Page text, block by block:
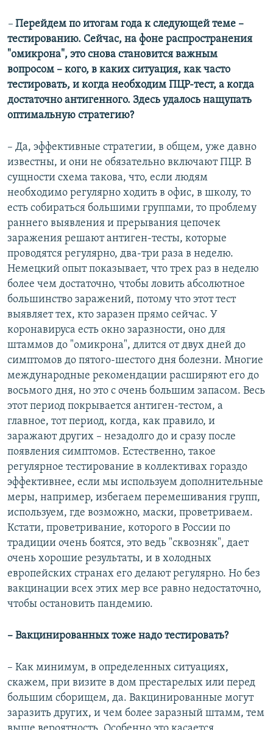
– Перейдем по итогам года к следующей теме –
тестированию. Сейчас, на фоне распространения
"омикрона", это снова становится важным
вопросом – кого, в каких ситуация, как часто
тестировать, и когда необходим ПЦР-тест, а когда
достаточно антигенного. Здесь удалось нащупать
оптимальную стратегию?
– Да, эффективные стратегии, в общем, уже давно
известны, и они не обязательно включают ПЦР. В
сущности схема такова, что, если людям
необходимо регулярно ходить в офис, в школу, то
есть собираться большими группами, то проблему
раннего выявления и прерывания цепочек
заражения решают антиген-тесты, которые
проводятся регулярно, два-три раза в неделю.
Немецкий опыт показывает, что трех раз в неделю
более чем достаточно, чтобы ловить абсолютное
большинство заражений, потому что этот тест
выявляет тех, кто заразен прямо сейчас. У
коронавируса есть окно заразности, оно для
штаммов до "омикрона", длится от двух дней до
симптомов до пятого-шестого дня болезни. Многие
международные рекомендации расширяют его до
восьмого дня, но это с очень большим запасом. Весь
этот период покрывается антиген-тестом, а
главное, тот период, когда, как правило, и
заражают других – незадолго до и сразу после
появления симптомов. Естественно, такое
регулярное тестирование в коллективах гораздо
эффективнее, если мы используем дополнительные
меры, например, избегаем перемешивания групп,
используем, где возможно, маски, проветриваем.
Кстати, проветривание, которого в России по
традиции очень боятся, это ведь "сквозняк", дает
очень хорошие результаты, и в холодных
европейских странах его делают регулярно. Но без
вакцинации всех этих мер все равно недостаточно,
чтобы остановить пандемию.
– Вакцинированных тоже надо тестировать?
– Как минимум, в определенных ситуациях,
скажем, при визите в дом престарелых или перед
большим сборищем, да. Вакцинированные могут
заразить других, и чем более заразный штамм, тем